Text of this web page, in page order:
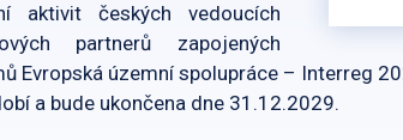
aktivit českých vedoucích
partnerů zapojených
Evropská územní spolupráce – Interreg
a bude ukončena dne 31.12.2029.